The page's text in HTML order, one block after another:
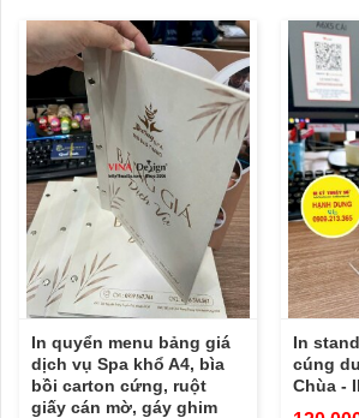
In quyển menu bảng giá
dịch vụ Spa khổ A4, bìa
bồi carton cứng, ruột
giấy cán mờ, gáy ghim
In
cúng
Chùa -